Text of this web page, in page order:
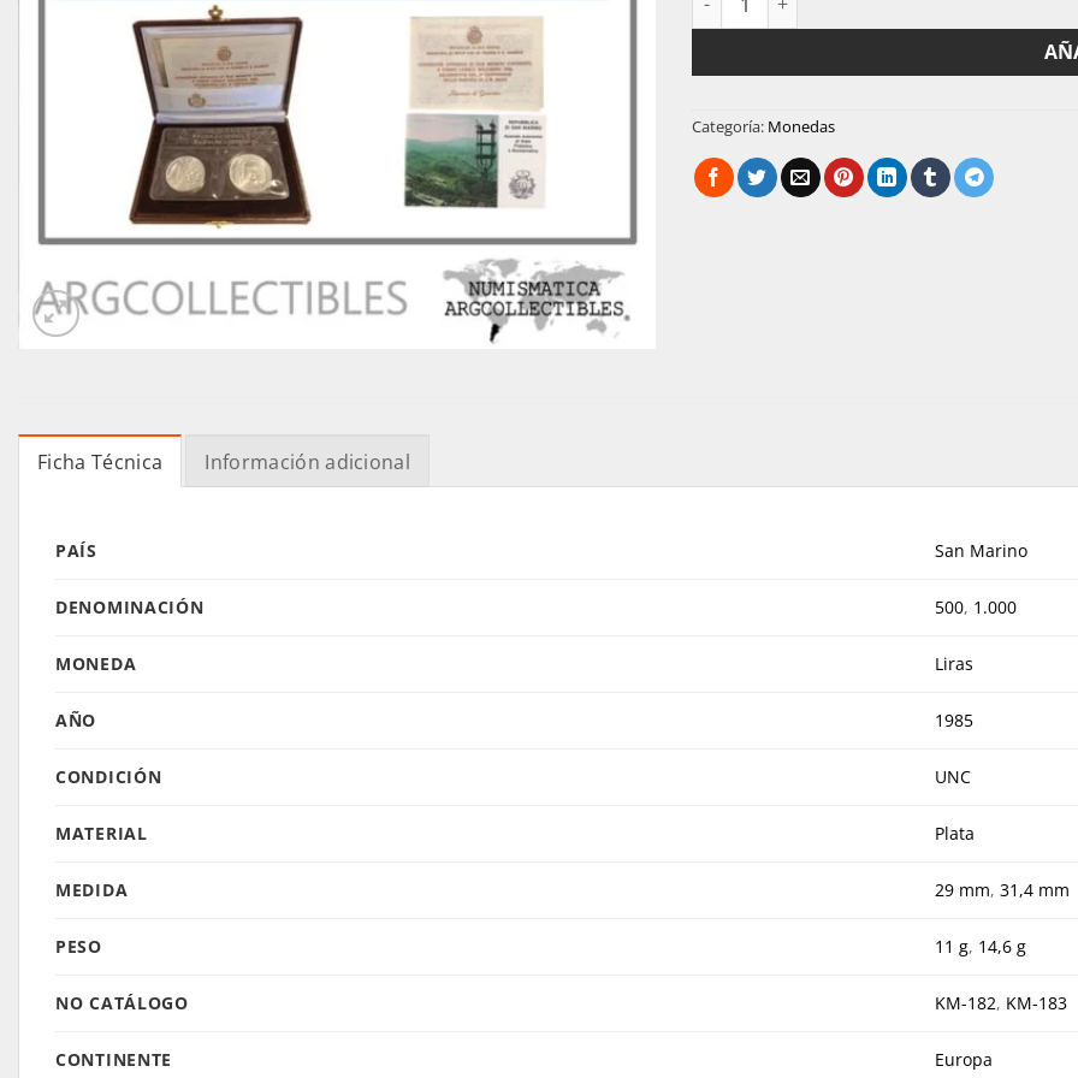
Categoría: Monedas
Ficha Técnica Información adicional
PAÍS San Marino
DENOMINACIÓN 500, 1.000
MONEDA Liras
AÑO 1985
CONDICIÓN UNC
MATERIAL Plata
MEDIDA 29 mm,31,4 mm
PESO 11 g, 14,6 g
NO CATÁLOGO KM-182, KM-183
CONTINENTE Europa